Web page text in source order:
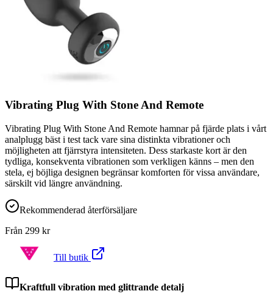
Vibrating Plug With Stone And Remote
Vibrating Plug With Stone And Remote hamnar på fjärde plats i vårt
analplugg bäst i test tack vare sina distinkta vibrationer och
möjligheten att fjärrstyra intensiteten. Dess starkaste kort är den
tydliga, konsekventa vibrationen som verkligen känns – men den
stela, ej böjliga designen begränsar komforten för vissa användare,
särskilt vid längre användning.
Rekommenderad återförsäljare
Från 299 kr
Till butik
Kraftfull vibration med glittrande detalj